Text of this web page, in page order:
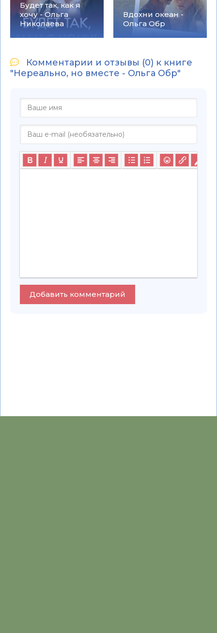
Будет так, как я
хочу - Ольга
Николаева
Вдохни океан -
Ольга Обр
Комментарии и отзывы (0) к книге
"Нереально, но вместе - Ольга Обр"
Добавить комментарий